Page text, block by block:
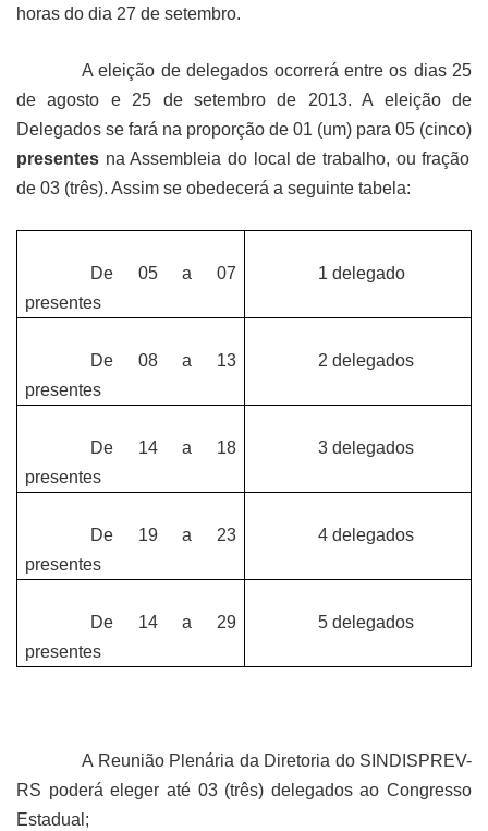
horas do dia 27 de setembro.
A eleição de delegados ocorrerá entre os dias 25
de agosto e 25 de setembro de 2013. A eleição de
Delegados se fará na proporção de 01 (um) para 05 (cinco)
presentes na Assembleia do local de trabalho, ou fração
de 03 (três). Assim se obedecerá a seguinte tabela:
De 05 a 07
presentes
1 delegado
De 08 a 13
presentes
2 delegados
De 14 a 18
presentes
3 delegados
De 19 a 23
presentes
4 delegados
De 14 a 29
presentes
5 delegados
A Reunião Plenária da Diretoria do SINDISPREV-
RS poderá eleger até 03 (três) delegados ao Congresso
Estadual;